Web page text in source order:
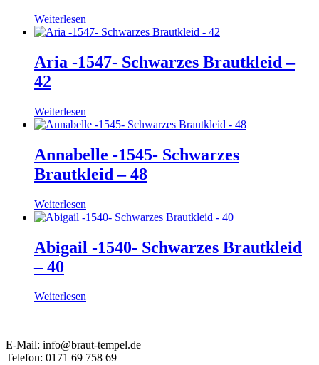
Weiterlesen
Aria -1547- Schwarzes Brautkleid –
42
Weiterlesen
Annabelle -1545- Schwarzes
Brautkleid – 48
Weiterlesen
Abigail -1540- Schwarzes Brautkleid
– 40
Weiterlesen
E-Mail: info@braut-tempel.de
Telefon: 0171 69 758 69